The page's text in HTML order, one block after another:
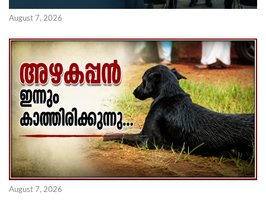
August 7, 2026
August 7, 2026